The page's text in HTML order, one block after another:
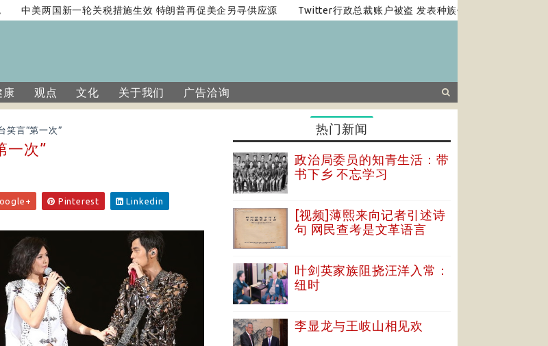
中美两国新一轮关税措施生效 特朗普再促美企另寻供应源 Twitter行政总裁账户被盗 发表种族仇恨言论
康 观点 文化 关于我们 广告洽询
笑言“第一次”
一次”
Pinterest Linkedin
热门新闻
政治局委员的知青生活：带
书下乡 不忘学习
[视频]薄熙来向记者引述诗
句 网民查考是文革语言
叶剑英家族阻挠汪洋入常：
纽时
李显龙与王岐山相见欢